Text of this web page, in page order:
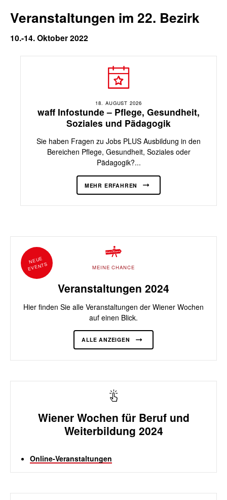
Veranstaltungen im 22. Bezirk
10.-14. Oktober 2022
18. AUGUST 2026
waff Infostunde – Pflege, Gesundheit,
Soziales und Pädagogik
Sie haben Fragen zu Jobs PLUS Ausbildung in den
Bereichen Pflege, Gesundheit, Soziales oder
Pädagogik?...
MEHR ERFAHREN
MEINE CHANCE
Veranstaltungen 2024
Hier finden Sie alle Veranstaltungen der Wiener Wochen
auf einen Blick.
ALLE ANZEIGEN
NEUE
EVENTS
Wiener Wochen für Beruf und
Weiterbildung 2024
Online-Veranstaltungen